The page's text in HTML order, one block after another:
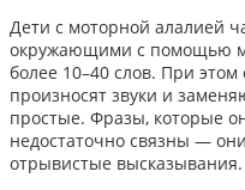
Дети с моторной алалией
окружающими с помощью
более 10–40 слов. При
произносят звуки и
простые. Фразы, которые
недостаточно связны —
отрывистые высказывания.